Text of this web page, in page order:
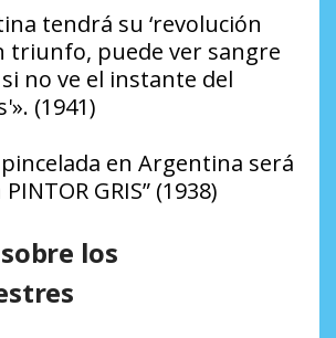
tendrá su ‘revolución
triunfo, puede ver sangre
no ve el instante del
(1941)
en Argentina será
GRIS” (1938)
los